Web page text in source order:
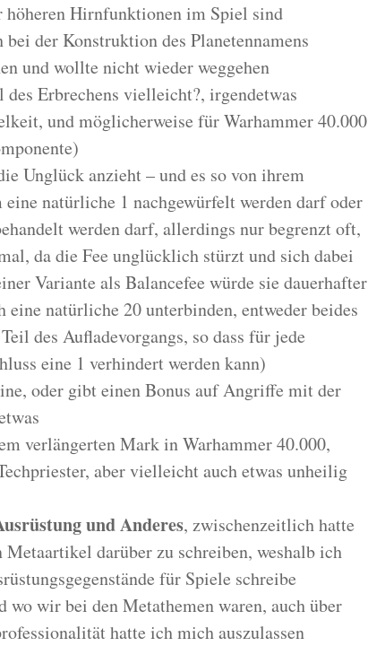
Hirnfunktionen im Spiel sind
bei der Konstruktion des Planetennamens
und wollte nicht wieder weggehen
des Erbrechens vielleicht?, irgendetwas
und möglicherweise für Warhammer 40.000
Unglück anzieht – und es so von ihrem
natürliche 1 nachgewürfelt werden darf oder
werden darf, allerdings nur begrenzt oft,
da die Fee unglücklich stürzt und sich dabei
Variante als Balancefee würde sie dauerhafter
eine natürliche 20 unterbinden, entweder beides
des Aufladevorgangs, so dass für jede
eine 1 verhindert werden kann)
oder gibt einen Bonus auf Angriffe mit der
verlängerten Mark in Warhammer 40.000,
aber vielleicht auch etwas unheilig
und Anderes, zwischenzeitlich hatte
Metaartikel darüber zu schreiben, weshalb ich
für Spiele schreibe
wo wir bei den Metathemen waren, auch über
hatte ich mich auszulassen